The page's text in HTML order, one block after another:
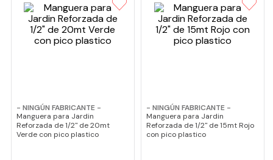
- NINGÚN FABRICANTE -
Manguera para Jardin
Reforzada de 1/2" de 20mt
Verde con pico plastico
- NINGÚN FABRICANTE -
Manguera para Jardin
Reforzada de 1/2" de 15mt Rojo
con pico plastico